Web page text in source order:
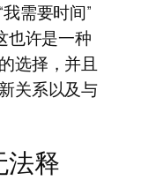
需要时间”
也许是一种
选择，并且
关系以及与
法释